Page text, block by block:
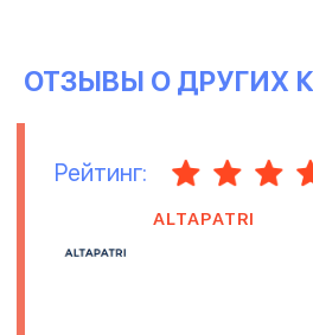
ОТЗЫВЫ О ДРУГИХ
Рейтинг:
ALTAPATRI